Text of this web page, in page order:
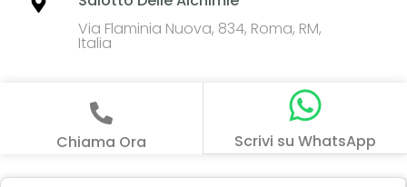
Via Flaminia Nuova, 834, Roma, RM,
Italia
Chiama Ora Scrivi su WhatsApp